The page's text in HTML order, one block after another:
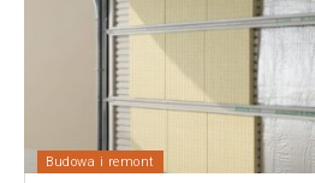
Budowa i remont